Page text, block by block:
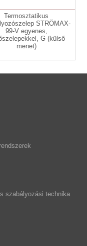
Termosztatikus
STRÖMAX-
99-V egyenes,
G (külső
menet)
szabályozási technika